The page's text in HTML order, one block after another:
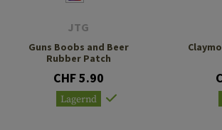
JTG
Guns Boobs and Beer
Rubber Patch
CHF 5.90
Lagernd